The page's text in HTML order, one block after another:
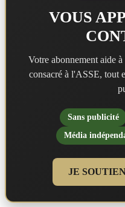
VOUS
Votre abonnement aide
consacré à l'ASSE, tout
Sans publicité
Média
JE